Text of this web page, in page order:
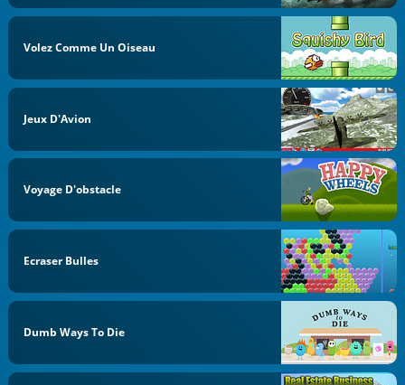
Volez Comme Un Oiseau
Jeux D'Avion
Voyage D'obstacle
Ecraser Bulles
Dumb Ways To Die